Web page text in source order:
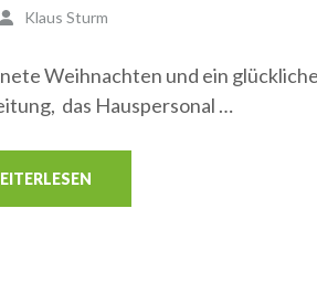
Klaus Sturm
Weihnachten und ein
das Hauspersonal …